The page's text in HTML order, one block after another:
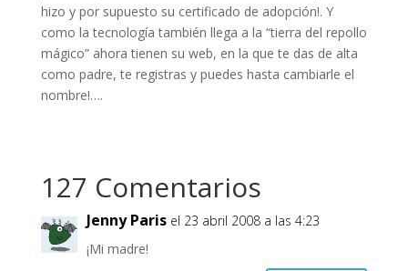
hizo y por supuesto su certificado de adopción!. Y
como la tecnología también llega a la “tierra del repollo
mágico” ahora tienen su web, en la que te das de alta
como padre, te registras y puedes hasta cambiarle el
nombre!….
127 Comentarios
Jenny Paris el 23 abril 2008 a las 4:23
¡Mi madre!